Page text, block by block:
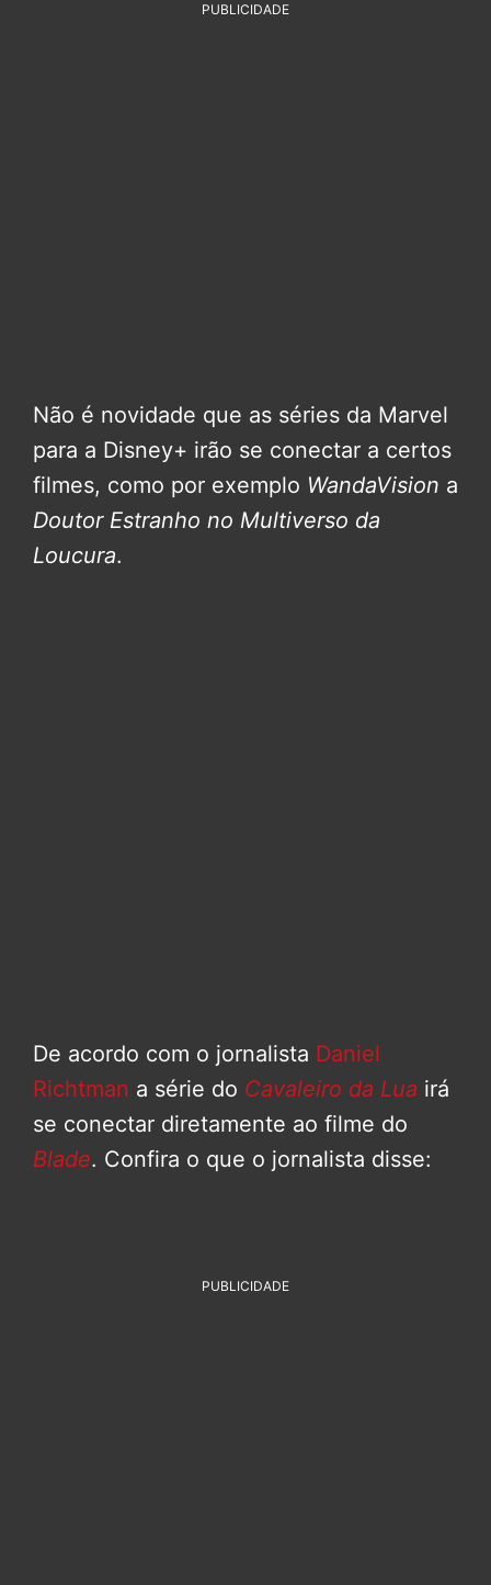
PUBLICIDADE
Não é novidade que as séries da Marvel
para a Disney+ irão se conectar a certos
filmes, como por exemplo WandaVision a
Doutor Estranho no Multiverso da
Loucura.
De acordo com o jornalista Daniel
Richtman a série do Cavaleiro da Lua irá
se conectar diretamente ao filme do
Blade. Confira o que o jornalista disse:
PUBLICIDADE